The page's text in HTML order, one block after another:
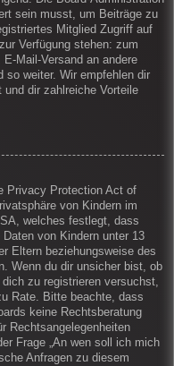
sein musst, um Beiträge zu
Mitglied Zugriff auf
Verfügung stehen: zum
Mail-Versand an andere
so weiter. Wir empfehlen dir
dir zahlreiche Vorteile
Privacy Protection Act of
von Kindern im
welches festlegt, dass
von Kindern unter 13
Eltern beziehungsweise des
Wenn du dir unsicher bist, ob
zu registrieren versuchst,
Rate. Bitte beachte, dass
keine Rechtsberatung
Rechtsangelegenheiten
Frage „An wen soll ich mich
Anfragen zu diesem